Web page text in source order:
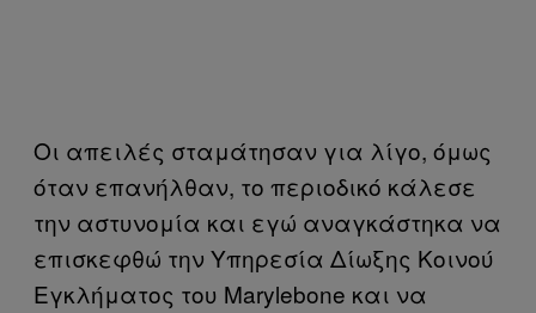
Οι απειλές σταμάτησαν για λίγο, όμως
όταν επανήλθαν, το περιοδικό κάλεσε
την αστυνομία και εγώ αναγκάστηκα να
επισκεφθώ την Υπηρεσία Δίωξης Κοινού
Εγκλήματος του Marylebone και να